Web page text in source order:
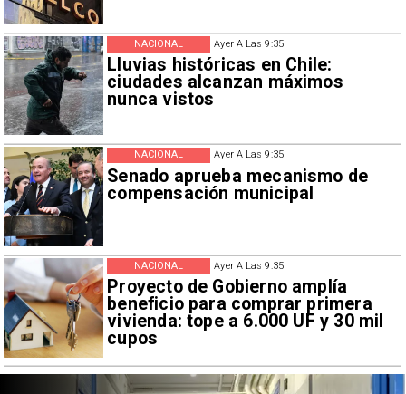
Ayer A Las 9:35
Lluvias históricas en Chile:
ciudades alcanzan máximos
nunca vistos
NACIONAL
Ayer A Las 9:35
Senado aprueba mecanismo de
compensación municipal
NACIONAL
Ayer A Las 9:35
Proyecto de Gobierno amplía
beneficio para comprar primera
vivienda: tope a 6.000 UF y 30 mil
cupos
NACIONAL